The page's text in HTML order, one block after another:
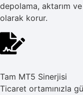
depolama, aktarım
olarak korur.
Tam MT5 Sinerjisi
Ticaret ortamınızla